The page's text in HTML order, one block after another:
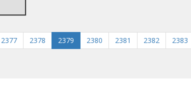
2377 2378 2379 2380 2381 2382 2383